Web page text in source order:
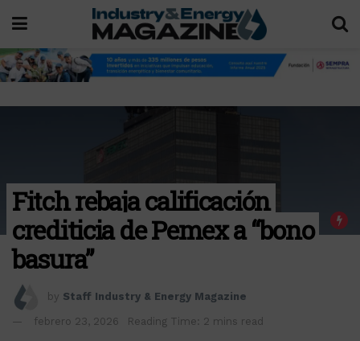
Fitch rebaja calificación
crediticia de Pemex a “bono
basura”
by Staff Industry & Energy Magazine
febrero 23, 2026 Reading Time: 2 mins read